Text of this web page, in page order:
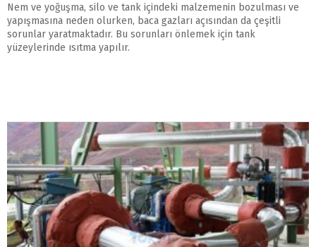
Nem ve yoğuşma, silo ve tank içindeki malzemenin bozulması ve
yapışmasına neden olurken, baca gazları açısından da çeşitli
sorunlar yaratmaktadır. Bu sorunları önlemek için tank
yüzeylerinde ısıtma yapılır.